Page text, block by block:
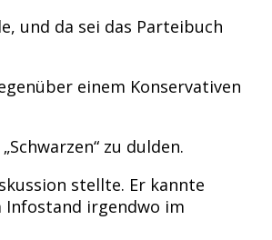
und da sei das Parteibuch
einem Konservativen
zu dulden.
stellte. Er kannte
Infostand irgendwo im